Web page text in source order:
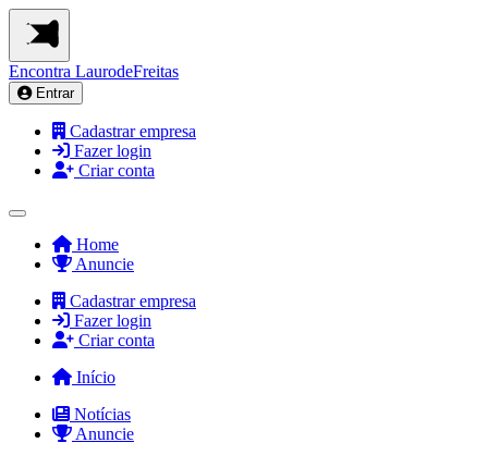
Encontra LaurodeFreitas
Entrar
Cadastrar empresa
Fazer login
Criar conta
Home
Anuncie
Cadastrar empresa
Fazer login
Criar conta
Início
Notícias
Anuncie